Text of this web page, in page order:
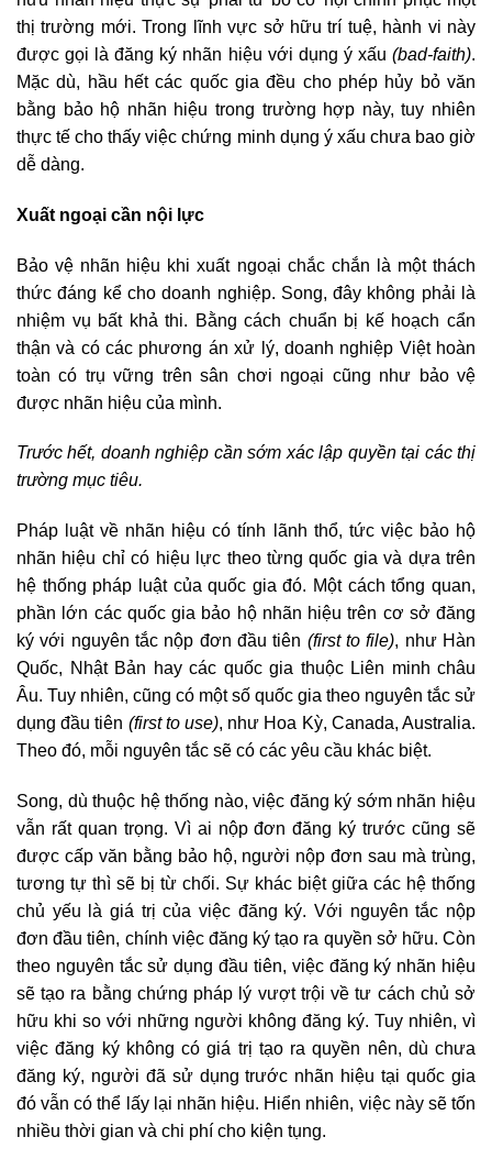
thị trường mới. Trong lĩnh vực sở hữu trí tuệ, hành vi này
được gọi là đăng ký nhãn hiệu với dụng ý xấu (bad-faith).
Mặc dù, hầu hết các quốc gia đều cho phép hủy bỏ văn
bằng bảo hộ nhãn hiệu trong trường hợp này, tuy nhiên
thực tế cho thấy việc chứng minh dụng ý xấu chưa bao giờ
dễ dàng.
Xuất ngoại cần nội lực
Bảo vệ nhãn hiệu khi xuất ngoại chắc chắn là một thách
thức đáng kể cho doanh nghiệp. Song, đây không phải là
nhiệm vụ bất khả thi. Bằng cách chuẩn bị kế hoạch cẩn
thận và có các phương án xử lý, doanh nghiệp Việt hoàn
toàn có trụ vững trên sân chơi ngoại cũng như bảo vệ
được nhãn hiệu của mình.
Trước hết, doanh nghiệp cần sớm xác lập quyền tại các thị
trường mục tiêu.
Pháp luật về nhãn hiệu có tính lãnh thổ, tức việc bảo hộ
nhãn hiệu chỉ có hiệu lực theo từng quốc gia và dựa trên
hệ thống pháp luật của quốc gia đó. Một cách tổng quan,
phần lớn các quốc gia bảo hộ nhãn hiệu trên cơ sở đăng
ký với nguyên tắc nộp đơn đầu tiên (first to file), như Hàn
Quốc, Nhật Bản hay các quốc gia thuộc Liên minh châu
Âu. Tuy nhiên, cũng có một số quốc gia theo nguyên tắc sử
dụng đầu tiên (first to use), như Hoa Kỳ, Canada, Australia.
Theo đó, mỗi nguyên tắc sẽ có các yêu cầu khác biệt.
Song, dù thuộc hệ thống nào, việc đăng ký sớm nhãn hiệu
vẫn rất quan trọng. Vì ai nộp đơn đăng ký trước cũng sẽ
được cấp văn bằng bảo hộ, người nộp đơn sau mà trùng,
tương tự thì sẽ bị từ chối. Sự khác biệt giữa các hệ thống
chủ yếu là giá trị của việc đăng ký. Với nguyên tắc nộp
đơn đầu tiên, chính việc đăng ký tạo ra quyền sở hữu. Còn
theo nguyên tắc sử dụng đầu tiên, việc đăng ký nhãn hiệu
sẽ tạo ra bằng chứng pháp lý vượt trội về tư cách chủ sở
hữu khi so với những người không đăng ký. Tuy nhiên, vì
việc đăng ký không có giá trị tạo ra quyền nên, dù chưa
đăng ký, người đã sử dụng trước nhãn hiệu tại quốc gia
đó vẫn có thể lấy lại nhãn hiệu. Hiển nhiên, việc này sẽ tốn
nhiều thời gian và chi phí cho kiện tụng.